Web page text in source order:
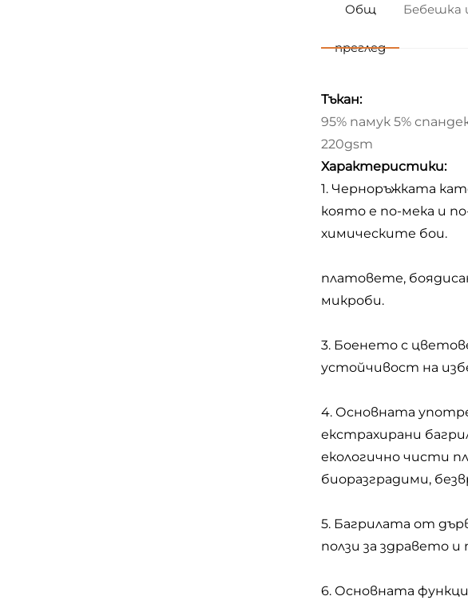
Общ
преглед
Бебешка
Тъкан:
95% памук 5%
220gsm
Характеристики:
1. Черноръжката
която е по-мека и
химическите бои.
платовете,
микроби.
3. Боенето с
устойчивост на
4. Основната
екстрахирани
екологично чисти
биоразградими,
5. Багрилата от
ползи за здравето
6. Основната